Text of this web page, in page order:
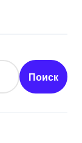
Поиск